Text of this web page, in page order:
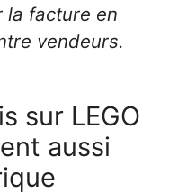
la facture en
vendeurs.
sur LEGO
aussi